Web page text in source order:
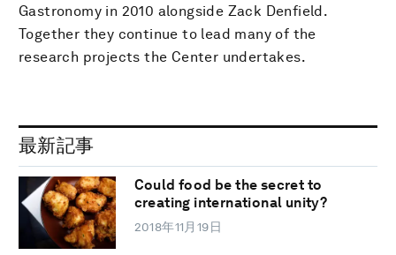
Gastronomy in 2010 alongside Zack Denfield.
Together they continue to lead many of the
research projects the Center undertakes.
最新記事
Could food be the secret to
creating international unity?
2018年11月19日